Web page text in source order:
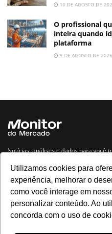
Utilizamos cookies para
experiência, melhorar o
como você interage em
personalizar conteúdo. Ao
concorda com o uso de
10 DE AGOSTO DE
O profissional
inteira quando
plataforma
9 DE AGOSTO DE 2026
Notícias, análises e dados para você
Navegue no site
Últimas notícias Quem somos
Política de privacidade